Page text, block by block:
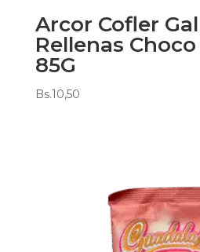
Arcor Cofler
Rellenas
85G
Bs.10,50